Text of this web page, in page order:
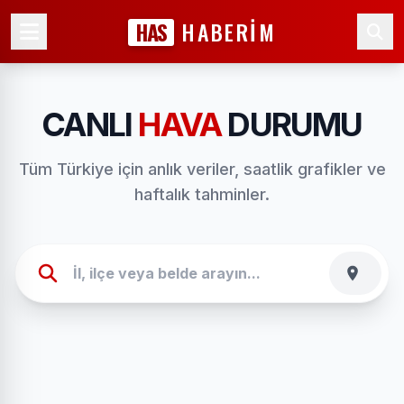
HAS HABERİM
CANLI HAVADURUMU
Tüm Türkiye için anlık veriler, saatlik grafikler ve
haftalık tahminler.